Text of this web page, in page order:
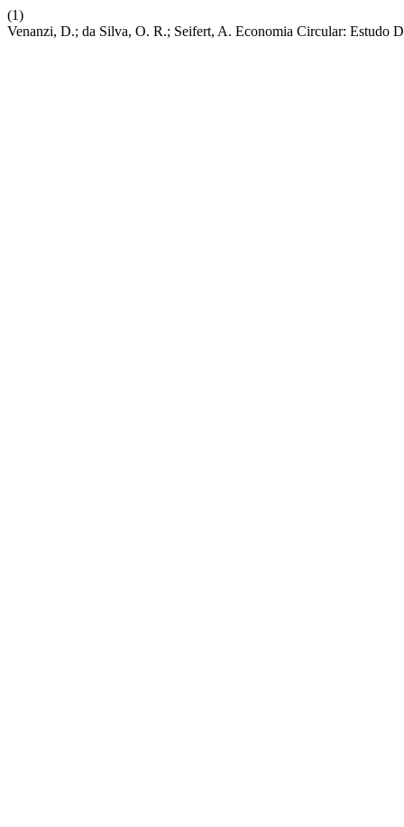
(1)
Venanzi, D.; da Silva, O. R.; Seifert, A. Economia Circular: Estudo